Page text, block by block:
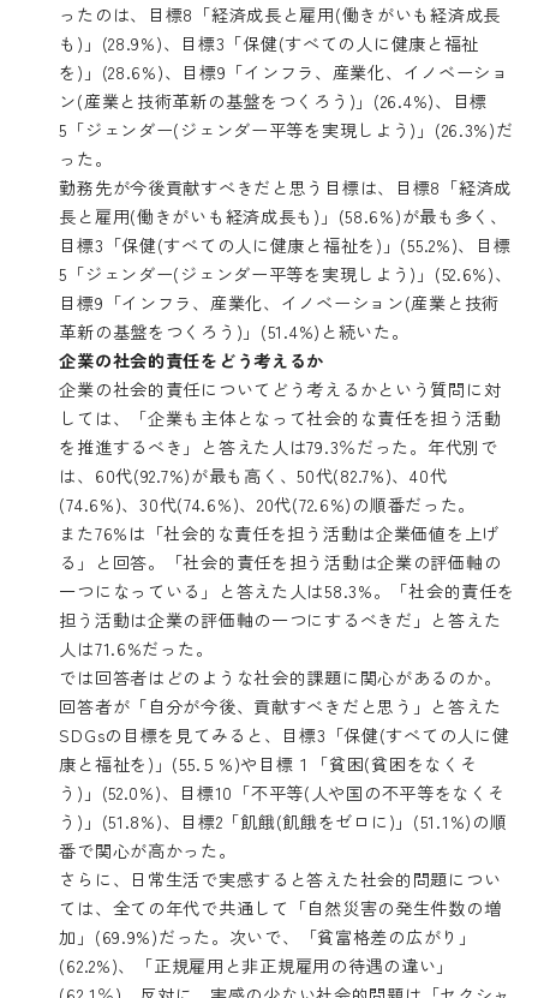
ったのは、目標8「経済成長と雇用(働きがいも経済成長
も)」(28.9%)、目標3「保健(すべての人に健康と福祉
を)」(28.6%)、目標9「インフラ、産業化、イノベーショ
ン(産業と技術革新の基盤をつくろう)」(26.4%)、目標
5「ジェンダー(ジェンダー平等を実現しよう)」(26.3%)だ
った。
勤務先が今後貢献すべきだと思う目標は、目標8「経済成
長と雇用(働きがいも経済成長も)」(58.6%)が最も多く、
目標3「保健(すべての人に健康と福祉を)」(55.2%)、目標
5「ジェンダー(ジェンダー平等を実現しよう)」(52.6%)、
目標9「インフラ、産業化、イノベーション(産業と技術
革新の基盤をつくろう)」(51.4%)と続いた。
企業の社会的責任をどう考えるか
企業の社会的責任についてどう考えるかという質問に対
しては、「企業も主体となって社会的な責任を担う活動
を推進するべき」と答えた人は79.3％だった。年代別で
は、60代(92.7%)が最も高く、50代(82.7%)、40代
(74.6%)、30代(74.6%)、20代(72.6%)の順番だった。
また76%は「社会的な責任を担う活動は企業価値を上げ
る」と回答。「社会的責任を担う活動は企業の評価軸の
一つになっている」と答えた人は58.3%。「社会的責任を
担う活動は企業の評価軸の一つにするべきだ」と答えた
人は71.6%だった。
では回答者はどのような社会的課題に関心があるのか。
回答者が「自分が今後、貢献すべきだと思う」と答えた
SDGsの目標を見てみると、目標3「保健(すべての人に健
康と福祉を)」(55.５%)や目標１「貧困(貧困をなくそ
う)」(52.0%)、目標10「不平等(人や国の不平等をなくそ
う)」(51.8%)、目標2「飢餓(飢餓をゼロに)」(51.1%)の順
番で関心が高かった。
さらに、日常生活で実感すると答えた社会的問題につい
ては、全ての年代で共通して「自然災害の発生件数の増
加」(69.9%)だった。次いで、「貧富格差の広がり」
(62.2%)、「正規雇用と非正規雇用の待遇の違い」